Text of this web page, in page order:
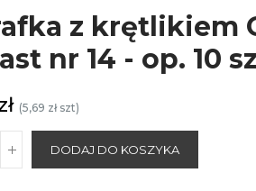
z krętlikiem
nr 14 - op. 10
(5,69 zł szt)
DODAJ DO KOSZYKA